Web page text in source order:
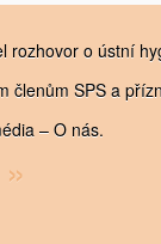
rozhovor o ústní
členům SPS a
– O nás.